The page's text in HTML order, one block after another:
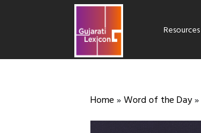
Resources
Home » Word of the Day»